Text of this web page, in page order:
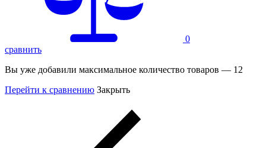
0
сравнить
Вы уже добавили максимальное количество товаров — 12
Перейти к сравнению Закрыть